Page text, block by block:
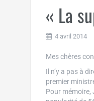
« La
4 avril 2014
Mes chères
Il n’y a pas à
premier
Pour mémoire,